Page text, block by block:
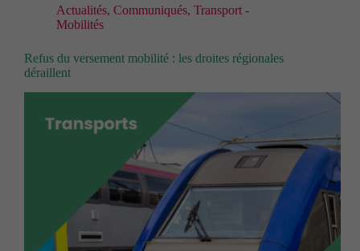
Actualités, Communiqués, Transport -
Mobilités
Refus du versement mobilité : les droites régionales
déraillent